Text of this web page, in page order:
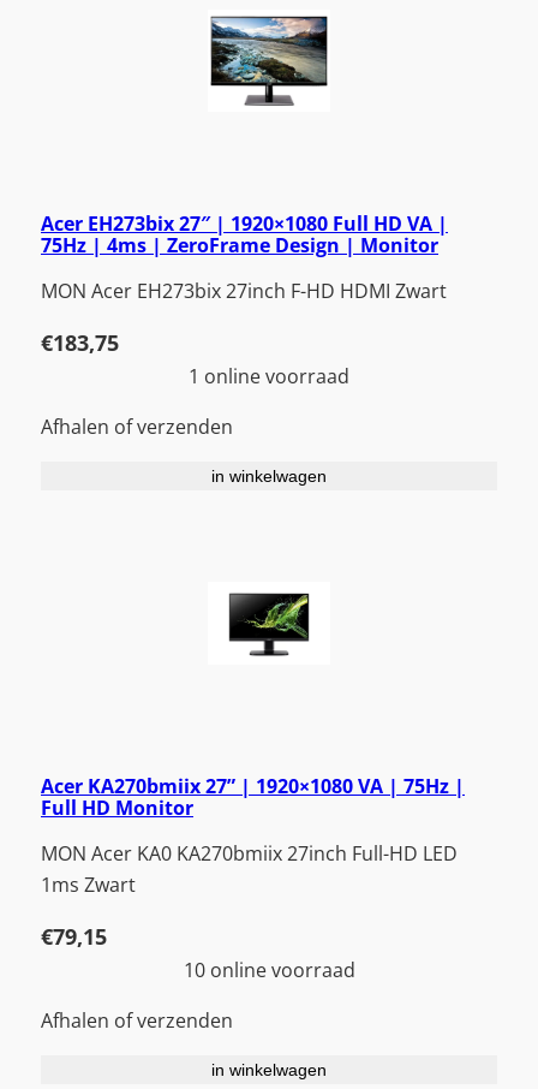
Acer EH273bix 27″ | 1920×1080 Full HD VA |
75Hz | 4ms | ZeroFrame Design | Monitor
MON Acer EH273bix 27inch F-HD HDMI Zwart
€183,75
1 online voorraad
Afhalen of verzenden
in winkelwagen
Acer KA270bmiix 27” | 1920×1080 VA | 75Hz |
Full HD Monitor
MON Acer KA0 KA270bmiix 27inch Full-HD LED
1ms Zwart
€79,15
10 online voorraad
Afhalen of verzenden
in winkelwagen